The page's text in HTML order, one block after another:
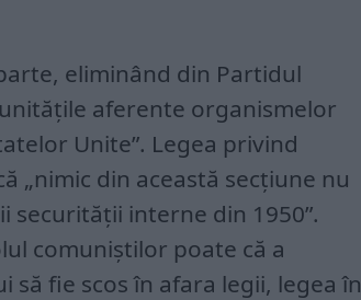
eliminând din Partidul
aferente organismelor
Unite”. Legea privind
„nimic din această secțiune nu
securității interne din 1950”.
comuniștilor poate că a
fie scos în afara legii, legea în